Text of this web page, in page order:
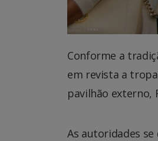
Conforme a
em revista a
pavilhão externo,
As autoridades